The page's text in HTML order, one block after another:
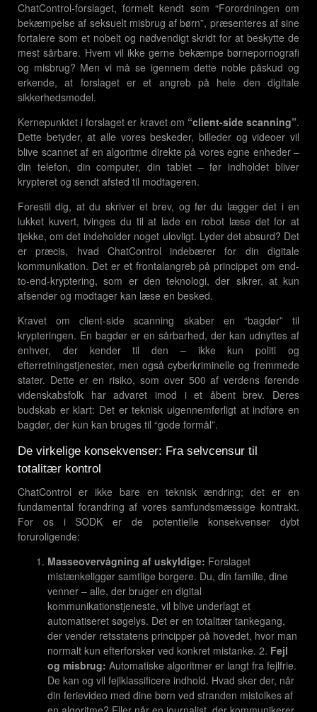
ChatControl-forslaget, formelt kendt som “Forordningen om
bekæmpelse af seksuelt misbrug af børn”, præsenteres af sine
fortalere som et nobelt og nødvendigt skridt for at beskytte de
mest sårbare. Hvem vil ikke gerne bekæmpe børnepornografi
og misbrug? Men vi må se igennem dette noble påskud og
erkende, at forslaget er et angreb på hele den digitale
sikkerhedsmodel.
Kernepunktet i forslaget er kravet om “client-side scanning”.
Dette betyder, at alle vores beskeder, billeder og videoer vil
blive scannet af en algoritme direkte på vores egne enheder –
din telefon, din computer, din tablet – før indholdet bliver
krypteret og sendt afsted til modtageren.
Forestil dig, at du skriver et brev, og før du lægger det i en
lukket kuvert, tvinges du til at lade en robot læse det for at
tjekke, om det indeholder noget ulovligt. Lyder det absurd? Det
er præcis, hvad ChatControl indebærer for din digitale
kommunikation. Det er et frontalangreb på princippet om end-
to-end-kryptering, som er den teknologi, der sikrer, at kun
afsender og modtager kan læse en besked.
Kravet om client-side scanning skaber en “bagdør” til
krypteringen. En bagdør er en sårbarhed, der kan udnyttes af
enhver, der kender til den – ikke kun politi og
efterretningstjenester, men også cyberkriminelle og fremmede
stater. Dette er en risiko, som over 500 af verdens førende
videnskabsfolk har advaret imod i et åbent brev. Deres
budskab er klart: Det er teknisk uigennemførligt at indføre en
bagdør, der kun kan bruges til “gode formål”.
De virkelige konsekvenser: Fra selvcensur til
totalitær kontrol
ChatControl er ikke bare en teknisk ændring; det er en
fundamental forandring af vores samfundsmæssige kontrakt.
For os i SODK er de potentielle konsekvenser dybt
foruroligende:
Masseovervågning af uskyldige: Forslaget
mistænkeliggør samtlige borgere. Du, din familie, dine
venner – alle, der bruger en digital
kommunikationstjeneste, vil blive underlagt et
automatiseret søgelys. Det er en totalitær tankegang,
der vender retsstatens principper på hovedet, hvor man
normalt kun efterforsker ved konkret mistanke. 2. Fejl
og misbrug: Automatiske algoritmer er langt fra fejlfrie.
De kan og vil fejlklassificere indhold. Hvad sker der, når
din ferievideo med dine børn ved stranden mistolkes af